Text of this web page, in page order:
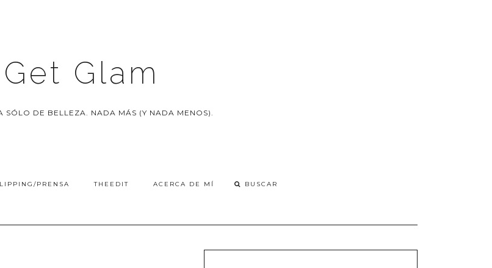
Get Glam
SÓLO DE BELLEZA. NADA MÁS (Y NADA MENOS).
PRENSA THEEDIT ACERCA DE MÍ